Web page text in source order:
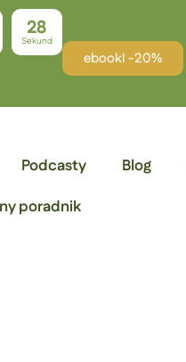
28
Sekund
ebookI -20%
Podcasty Blog
poradnik